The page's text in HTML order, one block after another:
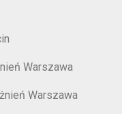
Warszawa
Warszawa